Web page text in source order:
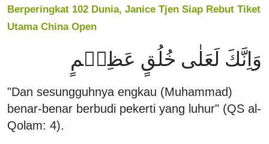
Berperingkat 102 Dunia, Janice Tjen Siap Rebut Tiket
Utama China Open
وَاِنَّكَ لَعَلٰى خُلُقٍ عَظِيۡمٍ
"Dan sesungguhnya engkau (Muhammad)
benar-benar berbudi pekerti yang luhur" (QS al-
Qolam: 4).